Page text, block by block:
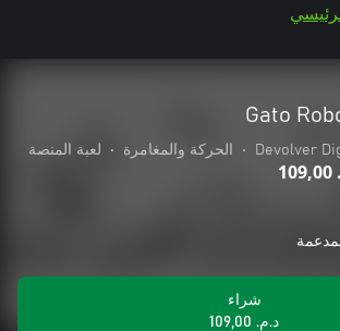
Gato
Devolver
• الحركة والمغامرة • لعبة المنصة
شراء
د.م.‏ 109,00